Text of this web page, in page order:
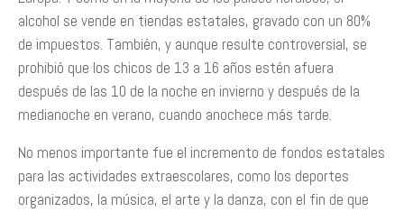
alcohol se vende en tiendas estatales, gravado con un 80%
de impuestos. También, y aunque resulte controversial, se
prohibió que los chicos de 13 a 16 años estén afuera
después de las 10 de la noche en invierno y después de la
medianoche en verano, cuando anochece más tarde.
No menos importante fue el incremento de fondos estatales
para las actividades extraescolares, como los deportes
organizados, la música, el arte y la danza, con el fin de que